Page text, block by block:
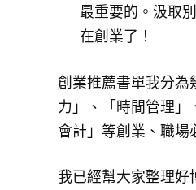
最重要的。汲取
在創業了！
創業推薦書單我分為
力」、「時間管理
會計」等創業、職場
我已經幫大家整理